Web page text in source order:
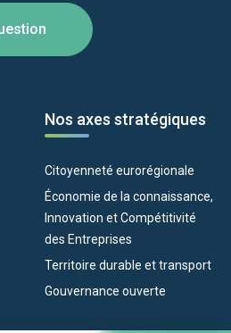
Nos axes stratégiques
Citoyenneté eurorégionale
Économie de la connaissance,
Innovation et Compétitivité
des Entreprises
Territoire durable et transport
Gouvernance ouverte